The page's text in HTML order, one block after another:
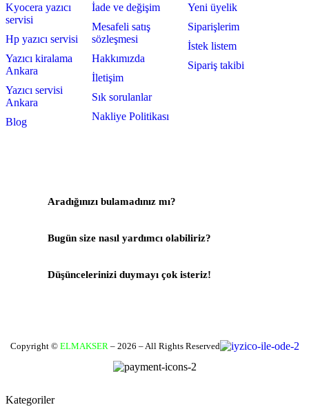
Kyocera yazıcı
servisi
Hp yazıcı servisi
Yazıcı kiralama
Ankara
Yazıcı servisi
Ankara
Blog
İade ve değişim
Mesafeli satış
sözleşmesi
Hakkımızda
İletişim
Sık sorulanlar
Nakliye Politikası
Yeni üyelik
Siparişlerim
İstek listem
Sipariş takibi
Aradığınızı bulamadınız mı?
Bugün size nasıl yardımcı olabiliriz?
Düşüncelerinizi duymayı çok isteriz!
Copyright © ELMAKSER – 2026 – All Rights Reserved
Kategoriler